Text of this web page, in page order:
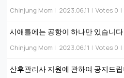
Chinjung Mom | 2023.06.11 | Votes 0 |
시애틀에는 공항이 하나만 있습니다
Chinjung Mom | 2023.06.11 | Votes 0 |
산후관리사 지원에 관하여 공지드